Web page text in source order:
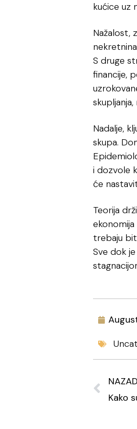
kućice uz
Nažalost,
S druge
financije,
Nadalje,
skupa.
i dozvole
će
Teorija
trebaju
Sve dok
NAZAD